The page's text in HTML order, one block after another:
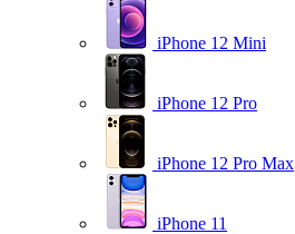
iPhone 12 Mini
iPhone 12 Pro
iPhone 12 Pro Max
iPhone 11